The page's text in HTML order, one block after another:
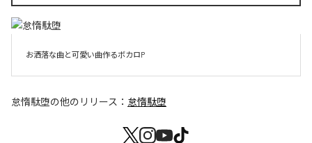
お洒落な曲と可愛い曲作るボカロP
怠惰駄堕の他のリリース： 怠惰駄堕